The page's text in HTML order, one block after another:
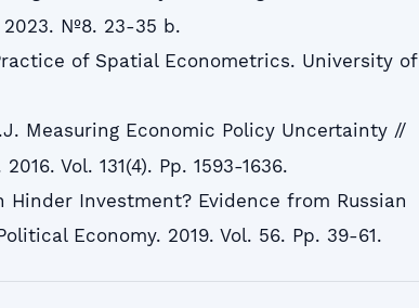
№8. 23-35 b.
of Spatial Econometrics. University of
Measuring Economic Policy Uncertainty //
Vol. 131(4). Pp. 1593-1636.
Hinder Investment? Evidence from Russian
Economy. 2019. Vol. 56. Pp. 39-61.